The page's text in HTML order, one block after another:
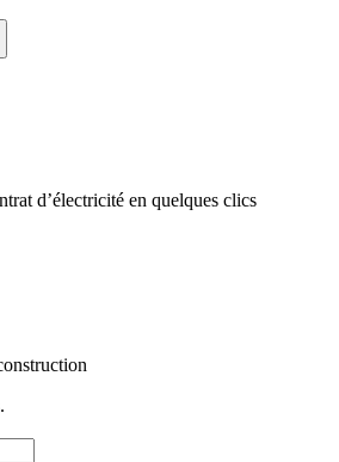
d’électricité en quelques clics